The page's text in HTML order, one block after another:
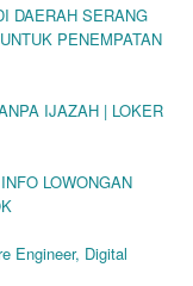
DAERAH SERANG
PENEMPATAN
IJAZAH | LOKER
LOWONGAN
Engineer, Digital